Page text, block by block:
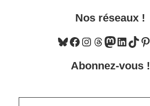
Nos réseaux !
Bluesky Facebook Instagram Threads Mastodon LinkedIn TikTok Pinterest
Abonnez-vous !